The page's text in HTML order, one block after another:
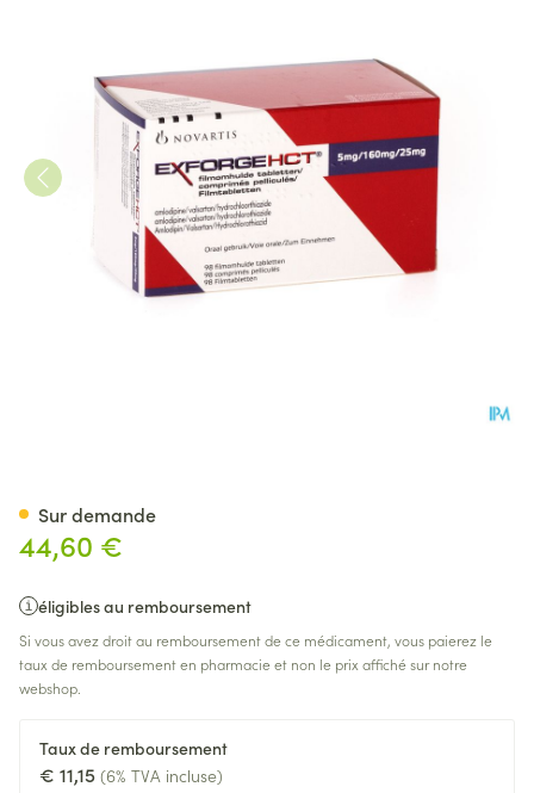
44,60 €
éligibles au remboursement
Si vous avez droit au remboursement de ce médicament, vous paierez le
taux de remboursement en pharmacie et non le prix affiché sur notre
webshop.
Taux de remboursement
€ 11,15 (6% TVA incluse)
Sur demande